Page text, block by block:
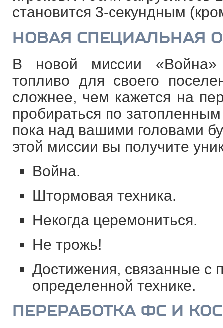
становится 3-секундным
НОВАЯ СПЕЦИАЛЬНАЯ
В новой миссии
топливо для своего
сложнее, чем кажется на
пробираться по
пока над вашими головами
этой миссии вы получите
Война.
Штормовая техника.
Некогда церемониться.
Не трожь!
Достижения, связанные с
определенной технике.
ПЕРЕРАБОТКА ФС И КОС